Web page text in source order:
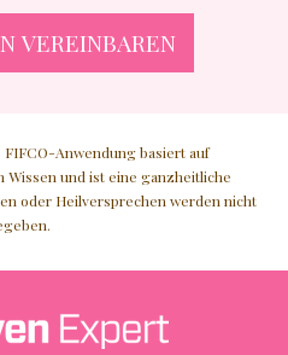
VEREINBAREN
FIFCO-Anwendung basiert auf
und ist eine ganzheitliche
oder Heilversprechen werden nicht